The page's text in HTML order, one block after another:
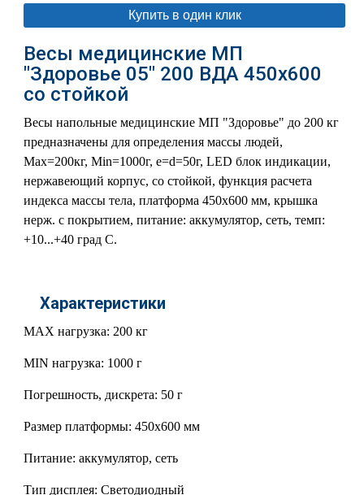
Купить в один клик
Весы медицинские МП
"Здоровье 05" 200 ВДА 450х600
со стойкой
Весы напольные медицинские МП "Здоровье" до 200 кг
предназначены для определения массы людей,
Мах=200кг, Min=1000г, e=d=50г, LED блок индикации,
нержавеющий корпус, со стойкой, функция расчета
индекса массы тела, платформа 450х600 мм, крышка
нерж. с покрытием, питание: аккумулятор, сеть, темп:
+10...+40 град С.
Характеристики
MAX нагрузка: 200 кг
MIN нагрузка: 1000 г
Погрешность, дискрета: 50 г
Размер платформы: 450х600 мм
Питание: аккумулятор, сеть
Тип дисплея: Светодиодный